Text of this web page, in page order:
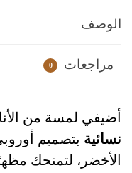
الوصف
مراجعات 0
أضيفي لمسة من
نسائية بتصميم
الأخضر، لتمنحك